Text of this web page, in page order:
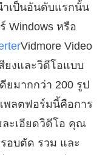
เป็นอันดับแรกนั้น
Windows หรือ
Vidmore Video
ยงและวิดีโอแบบ
ยมากกว่า 200 รูป
พลตฟอร์มนี้คือการ
ะเอียดวิดีโอ คุณ
อบตัด รวม และ